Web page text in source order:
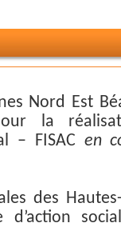
Nord Est
la
– FISAC en
des